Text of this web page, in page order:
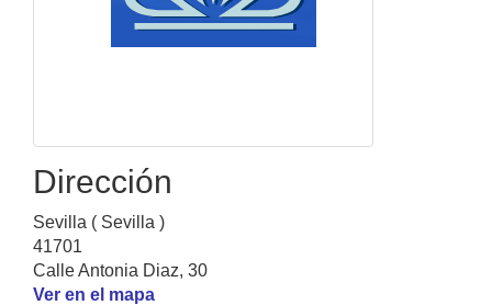
Dirección
Sevilla ( Sevilla )
41701
Calle Antonia Diaz, 30
Ver en el mapa